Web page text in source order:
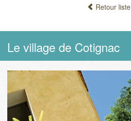
Retour liste
Le village de Cotignac